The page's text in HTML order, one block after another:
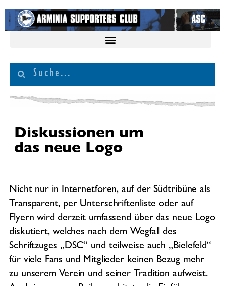
Diskussionen um
das neue Logo
Nicht nur in Internetforen, auf der Südtribüne als
Transparent, per Unterschriftenliste oder auf
Flyern wird derzeit umfassend über das neue Logo
diskutiert, welches nach dem Wegfall des
Schriftzuges „DSC“ und teilweise auch „Bielefeld“
für viele Fans und Mitglieder keinen Bezug mehr
zu unserem Verein und seiner Tradition aufweist.